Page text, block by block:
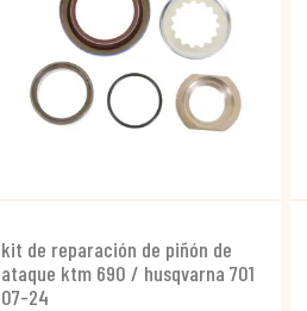
kit de reparación de piñón de
ataque ktm 690 / husqvarna 701
07-24